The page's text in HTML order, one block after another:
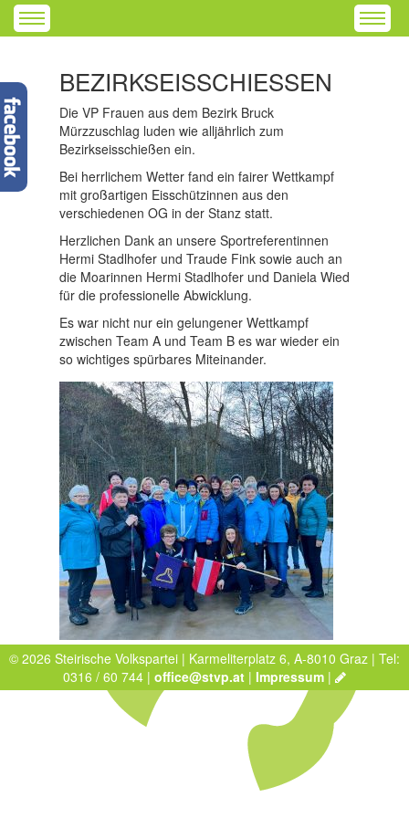
BEZIRKSEISSCHIESSEN
Die VP Frauen aus dem Bezirk Bruck
Mürzzuschlag luden wie alljährlich zum
Bezirkseisschießen ein.
Bei herrlichem Wetter fand ein fairer Wettkampf
mit großartigen Eisschützinnen aus den
verschiedenen OG in der Stanz statt.
Herzlichen Dank an unsere Sportreferentinnen
Hermi Stadlhofer und Traude Fink sowie auch an
die Moarinnen Hermi Stadlhofer und Daniela Wied
für die professionelle Abwicklung.
Es war nicht nur ein gelungener Wettkampf
zwischen Team A und Team B es war wieder ein
so wichtiges spürbares Miteinander.
© 2026 Steirische Volkspartei | Karmeliterplatz 6, A-8010 Graz | Tel:
0316 / 60 744 | office@stvp.at | Impressum |